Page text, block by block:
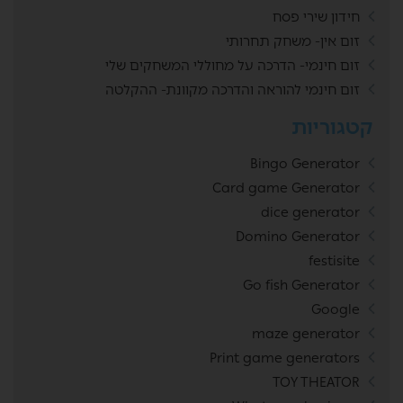
חידון שירי פסח
זום אין- משחק תחרותי
זום חינמי- הדרכה על מחוללי המשחקים שלי
זום חינמי להוראה והדרכה מקוונת- ההקלטה
קטגוריות
Bingo Generator
Card game Generator
dice generator
Domino Generator
festisite
Go fish Generator
Google
maze generator
Print game generators
TOY THEATOR